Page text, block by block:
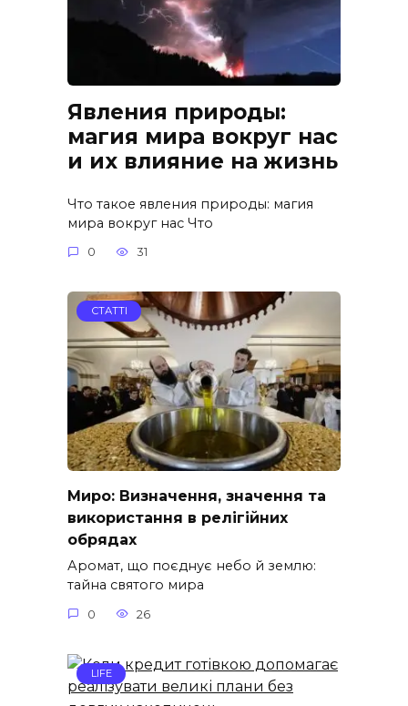
Явления природы:
магия мира вокруг нас
и их влияние на жизнь
Что такое явления природы: магия
мира вокруг нас Что
0 31
СТАТТІ
Миро: Визначення, значення та
використання в релігійних
обрядах
Аромат, що поєднує небо й землю:
тайна святого мира
0 26
LIFE